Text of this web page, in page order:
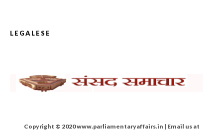
LEGALESE
Copyright © 2020 www.parliamentaryaffairs.in | Email us at